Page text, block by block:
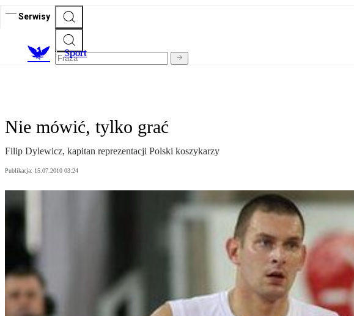
Serwisy
Sport
Nie mówić, tylko grać
Filip Dylewicz, kapitan reprezentacji Polski koszykarzy
Publikacja: 15.07.2010 03:24